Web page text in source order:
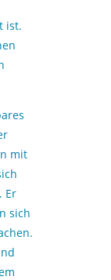
ist.
mit
Er
sich